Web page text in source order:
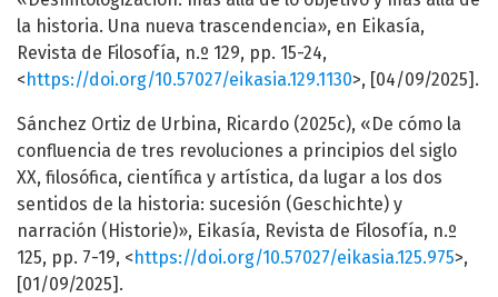
la historia. Una nueva trascendencia», en Eikasía,
Revista de Filosofía, n.º 129, pp. 15-24,
<https://doi.org/10.57027/eikasia.129.1130>, [04/09/2025].
Sánchez Ortiz de Urbina, Ricardo (2025c), «De cómo la
confluencia de tres revoluciones a principios del siglo
XX, filosófica, científica y artística, da lugar a los dos
sentidos de la historia: sucesión (Geschichte) y
narración (Historie)», Eikasía, Revista de Filosofía, n.º
125, pp. 7-19, <https://doi.org/10.57027/eikasia.125.975>,
[01/09/2025].